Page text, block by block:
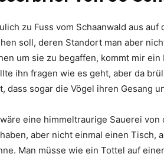
zu Fuss vom Schaanwald aus
soll, deren Standort man aber
um sie zu begaffen, kommt mir
ihn fragen wie es geht, aber da
dass sogar die Vögel ihren Gesang
eine himmeltraurige Sauerei
aber nicht einmal einen Tisch,
Man müsse wie ein Tottel auf